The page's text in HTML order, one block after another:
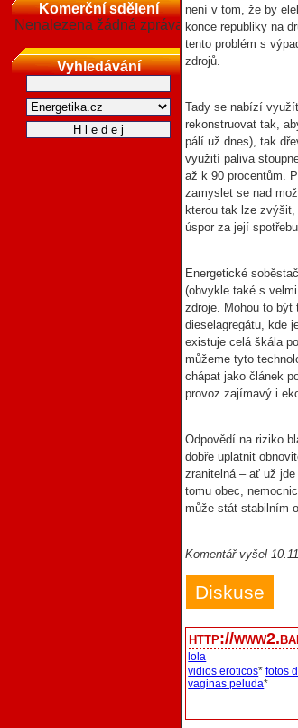
Komerční sdělení
Nenalezena žádná zpráva
Vyhledávání
není v tom, že by
konce republiky na
tento problém s
zdrojů.
Tady se nabízí
rekonstruovat tak,
pálí už dnes), tak
využití paliva
až k 90 procentům.
zamyslet se nad
kterou tak lze
úspor za její
Energetické
(obvykle také s
zdroje. Mohou to být
dieselagregátu, kde
existuje celá škála
můžeme tyto
chápat jako článek
provoz zajímavý i
Odpovědí na riziko
dobře uplatnit
zranitelná – ať už
tomu obec,
může stát stabilním
Komentář vyšel
Diskuse
http://
lola
vidios eroticos*fotos
vaginas peluda*